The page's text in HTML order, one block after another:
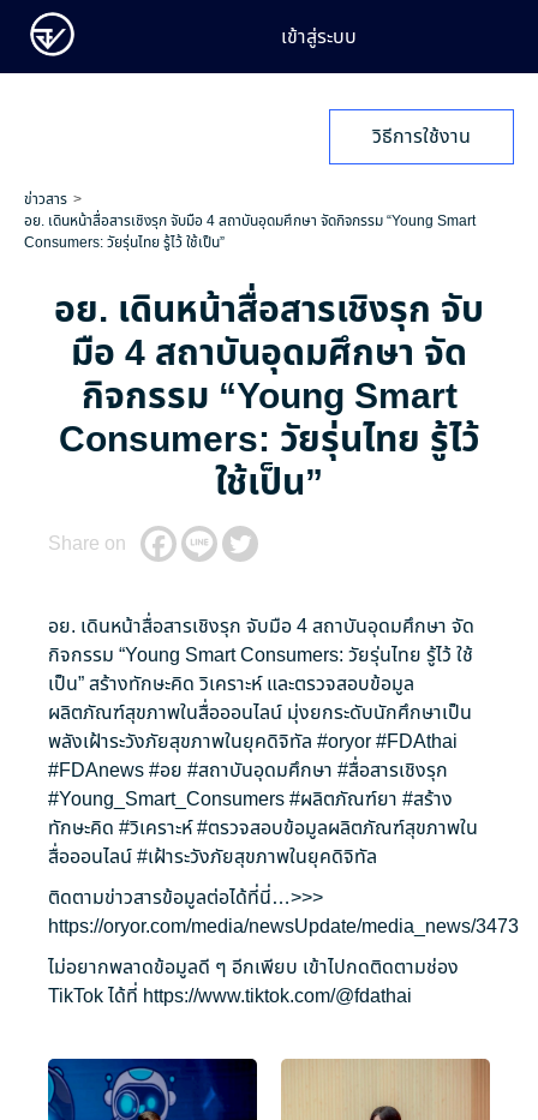
เข้าสู่ระบบ
วิธีการใช้งาน
ข่าวสาร
อย. เดินหน้าสื่อสารเชิงรุก จับมือ 4 สถาบันอุดมศึกษา จัดกิจกรรม “Young Smart
Consumers: วัยรุ่นไทย รู้ไว้ ใช้เป็น”
อย. เดินหน้าสื่อสารเชิงรุก จับ
มือ 4 สถาบันอุดมศึกษา จัด
กิจกรรม “Young Smart
Consumers: วัยรุ่นไทย รู้ไว้
ใช้เป็น”
Share on
อย. เดินหน้าสื่อสารเชิงรุก จับมือ 4 สถาบันอุดมศึกษา จัด
กิจกรรม “Young Smart Consumers: วัยรุ่นไทย รู้ไว้ ใช้
เป็น” สร้างทักษะคิด วิเคราะห์ และตรวจสอบข้อมูล
ผลิตภัณฑ์สุขภาพในสื่อออนไลน์ มุ่งยกระดับนักศึกษาเป็น
พลังเฝ้าระวังภัยสุขภาพในยุคดิจิทัล #oryor#FDAthai
#FDAnews#อย #สถาบันอุดมศึกษา #สื่อสารเชิงรุก
#Young_Smart_Consumers#ผลิตภัณฑ์ยา #สร้าง
ทักษะคิด #วิเคราะห์#ตรวจสอบข้อมูลผลิตภัณฑ์สุขภาพใน
สื่อออนไลน์#เฝ้าระวังภัยสุขภาพในยุคดิจิทัล
ติดตามข่าวสารข้อมูลต่อได้ที่นี่…>>>
https://oryor.com/media/newsUpdate/media_news/3473
ไม่อยากพลาดข้อมูลดี ๆ อีกเพียบ เข้าไปกดติดตามช่อง
TikTok ได้ที่ https://www.tiktok.com/@fdathai